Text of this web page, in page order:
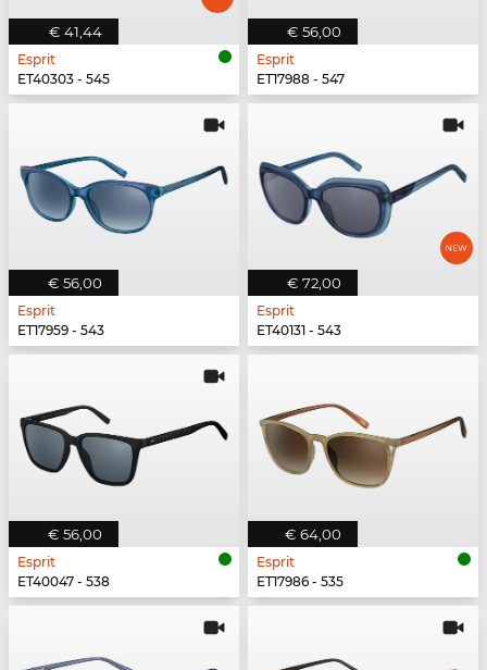
€ 41,44
Esprit
ET40303 - 545
€ 56,00
Esprit
ET17988 - 547
€ 56,00
Esprit
ET17959 - 543
€ 72,00
Esprit
ET40131 - 543
€ 56,00
Esprit
ET40047 - 538
€ 64,00
Esprit
ET17986 - 535